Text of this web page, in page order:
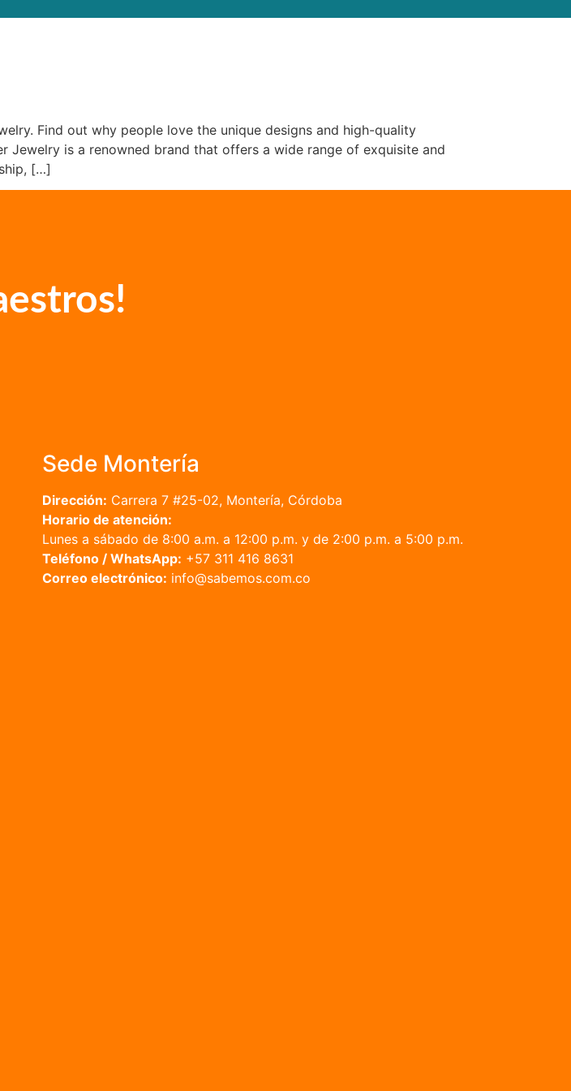
Find out why people love the unique designs and high-quality
Jewelry is a renowned brand that offers a wide range of exquisite and
[…]
Sede Montería
Dirección: Carrera 7 #25-02, Montería, Córdoba
Horario de atención:
Lunes a sábado de 8:00 a.m. a 12:00 p.m. y de 2:00 p.m. a 5:00 p.m.
Teléfono / WhatsApp: +57 311 416 8631
Correo electrónico: info@sabemos.com.co